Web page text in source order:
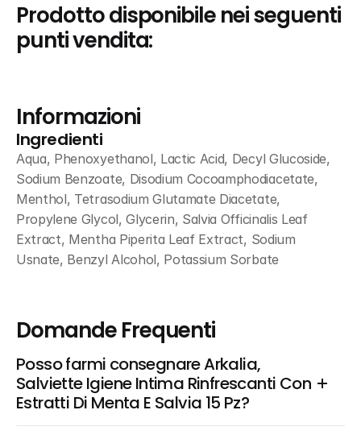
Prodotto disponibile nei seguenti
punti vendita:
Informazioni
Ingredienti
Aqua, Phenoxyethanol, Lactic Acid, Decyl Glucoside,
Sodium Benzoate, Disodium Cocoamphodiacetate,
Menthol, Tetrasodium Glutamate Diacetate,
Propylene Glycol, Glycerin, Salvia Officinalis Leaf
Extract, Mentha Piperita Leaf Extract, Sodium
Usnate, Benzyl Alcohol, Potassium Sorbate
Domande Frequenti
Posso farmi consegnare Arkalia,
Salviette Igiene Intima Rinfrescanti Con
Estratti Di Menta E Salvia 15 Pz?